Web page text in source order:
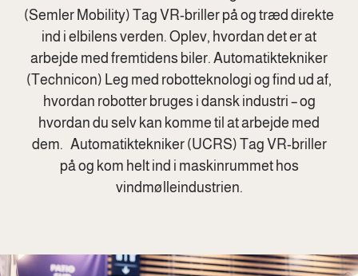
(Semler Mobility) Tag VR-briller på og træd direkte
ind i elbilens verden. Oplev, hvordan det er at
arbejde med fremtidens biler. Automatiktekniker
(Technicon) Leg med robotteknologi og find ud af,
hvordan robotter bruges i dansk industri – og
hvordan du selv kan komme til at arbejde med
dem. Automatiktekniker (UCRS) Tag VR-briller
på og kom helt ind i maskinrummet hos
vindmølleindustrien.